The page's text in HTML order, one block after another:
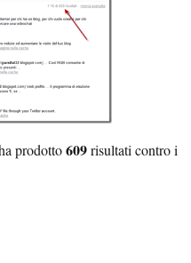
prodotto609risultati contro i